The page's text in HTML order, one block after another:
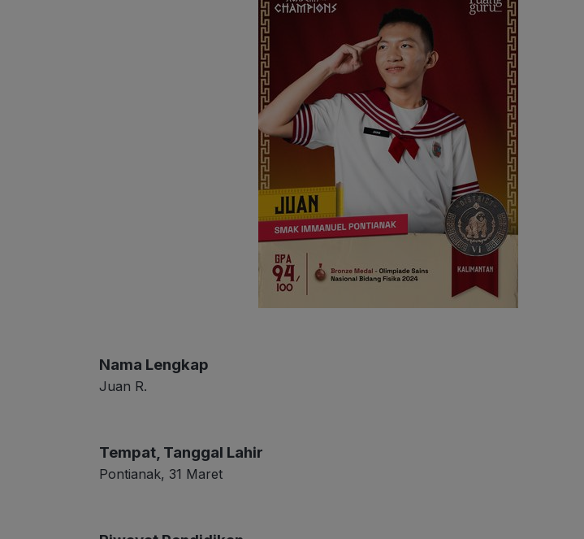
Nama Lengkap
Juan R.
Tempat, Tanggal Lahir
Pontianak, 31 Maret